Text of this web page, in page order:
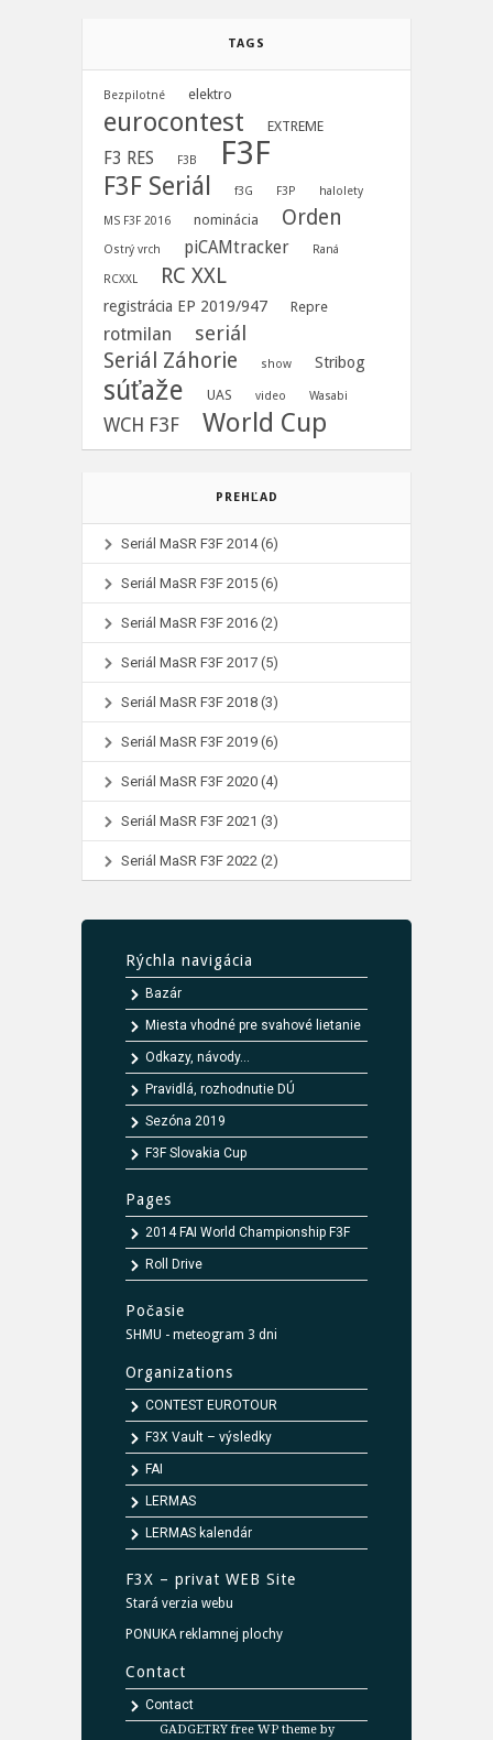
TAGS
Bezpilotné elektro
eurocontest EXTREME
F3 RES F3B F3F
F3F Seriál f3G F3P halolety
MS F3F 2016 nominácia Orden
Ostrý vrch piCAMtracker Raná
RCXXL RC XXL
registrácia EP 2019/947 Repre
rotmilan seriál
Seriál Záhorie show Stribog
súťaže UAS video Wasabi
WCH F3F World Cup
PREHĽAD
Seriál MaSR F3F 2014(6)
Seriál MaSR F3F 2015 (6)
Seriál MaSR F3F 2016 (2)
Seriál MaSR F3F 2017 (5)
Seriál MaSR F3F 2018 (3)
Seriál MaSR F3F 2019 (6)
Seriál MaSR F3F 2020 (4)
Seriál MaSR F3F 2021 (3)
Seriál MaSR F3F 2022 (2)
Rýchla navigácia
Bazár
Miesta vhodné pre svahové lietanie
Odkazy, návody...
Pravidlá, rozhodnutie DÚ
Sezóna 2019
F3F Slovakia Cup
Pages
2014 FAI World Championship F3F
Roll Drive
Počasie
SHMU - meteogram 3 dni
Organizations
CONTEST EUROTOUR
F3X Vault – výsledky
FAI
LERMAS
LERMAS kalendár
F3X – privat WEB Site
Stará verzia webu
PONUKA reklamnej plochy
Contact
Contact
GADGETRY free WP theme by